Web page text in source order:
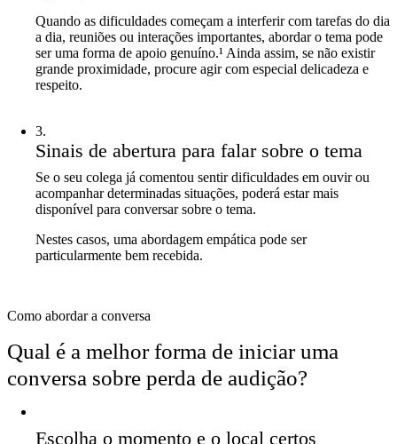
Quando as dificuldades começam a interferir com tarefas do dia
a dia, reuniões ou interações importantes, abordar o tema pode
ser uma forma de apoio genuíno.¹ Ainda assim, se não existir
grande proximidade, procure agir com especial delicadeza e
respeito.
3.
Sinais de abertura para falar sobre o tema
Se o seu colega já comentou sentir dificuldades em ouvir ou
acompanhar determinadas situações, poderá estar mais
disponível para conversar sobre o tema.
Nestes casos, uma abordagem empática pode ser
particularmente bem recebida.
Como abordar a conversa
Qual é a melhor forma de iniciar uma
conversa sobre perda de audição?
Escolha o momento e o local certos